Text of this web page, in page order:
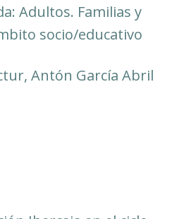
Adultos. Familias y
socio/educativo
Antón García Abril